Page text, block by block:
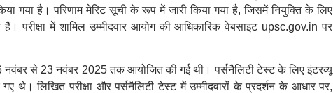
गया है। परिणाम मेरिट सूची के रूप में जारी किया गया है, जिसमें नियुक्ति के लिए
परीक्षा में शामिल उम्मीदवार आयोग की आधिकारिक वेबसाइट upsc.gov.in पर
नवंबर से 23 नवंबर 2025 तक आयोजित की गई थी। पर्सनैलिटी टेस्ट के लिए इंटरव्यू
लिखित परीक्षा और पर्सनैलिटी टेस्ट में उम्मीदवारों के प्रदर्शन के आधार पर,